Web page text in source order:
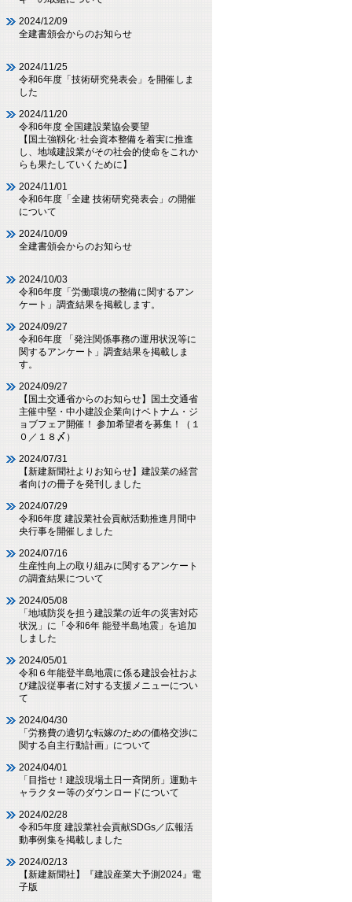
2024/12/09
全建書頒会からのお知らせ
2024/11/25
令和6年度「技術研究発表会」を開催しま
した
2024/11/20
令和6年度 全国建設業協会要望
【国土強靱化･社会資本整備を着実に推進
し、地域建設業がその社会的使命をこれか
らも果たしていくために】
2024/11/01
令和6年度「全建 技術研究発表会」の開催
について
2024/10/09
全建書頒会からのお知らせ
2024/10/03
令和6年度「労働環境の整備に関するアン
ケート」調査結果を掲載します。
2024/09/27
令和6年度 「発注関係事務の運用状況等に
関するアンケート」調査結果を掲載しま
す。
2024/09/27
【国土交通省からのお知らせ】国土交通省
主催中堅・中小建設企業向けベトナム・ジ
ョブフェア開催！ 参加希望者を募集！（１
０／１８〆）
2024/07/31
【新建新聞社よりお知らせ】建設業の経営
者向けの冊子を発刊しました
2024/07/29
令和6年度 建設業社会貢献活動推進月間中
央行事を開催しました
2024/07/16
生産性向上の取り組みに関するアンケート
の調査結果について
2024/05/08
「地域防災を担う建設業の近年の災害対応
状況」に「令和6年 能登半島地震」を追加
しました
2024/05/01
令和６年能登半島地震に係る建設会社およ
び建設従事者に対する支援メニューについ
て
2024/04/30
「労務費の適切な転嫁のための価格交渉に
関する自主行動計画」について
2024/04/01
「目指せ！建設現場土日一斉閉所」運動キ
ャラクター等のダウンロードについて
2024/02/28
令和5年度 建設業社会貢献SDGs／広報活
動事例集を掲載しました
2024/02/13
【新建新聞社】『建設産業大予測2024』電
子版